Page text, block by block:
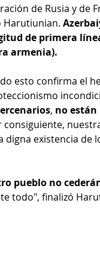
de Rusia y de
Harutiunian.
de primera
armenia).
esto confirma el
, no
consiguiente,
existencia de
pueblo no
todo", finalizó